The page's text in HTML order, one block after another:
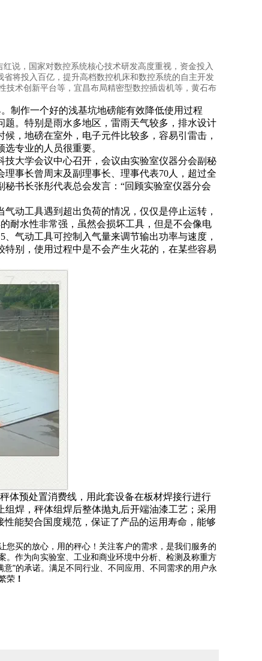
说，国家对数控系统核心技术研发高度重视，资金投入
将投入百亿，提升高档数控机床和数控系统的自主开发
技术创新平台等，宜昌布局精密型数控插齿机等，黄石布
制作一个好的浅基坑地磅能有效降低使用过程
。特别是雨水多地区，雷雨天气较多，排水设计
，地磅在室外，电子元件比较多，容易引雷击，
选专业的人员很重要。
大学会议中心召开，会议由实验室仪器分会副秘
事长曾周末及副理事长、理事代表70人，超过全
书长张彤代表总会发言：“回顾实验室仪器分会
动工具遇到超出负荷的情况，仅仅是停止运转，
耐水性非常强，虽然会损坏工具，但是不会像电
气动工具可控制入气量来调节输出功率与速度，
别，使用过程中是不会产生火花的，在某些容易
体预处置消费线，用此套设备在板材焊接行进行
焊，秤体组焊后整体抛丸后开端油漆工艺；采用
能契合国度规范，保证了产品的运用寿命，能够
让您买的放心，用的秤心！关注客户的需求，是我们服务的
。作为向实验室、工业和商业环境中分析、检测及称重方
"的承诺。满足不同行业、不同应用、不同需求的用户永
荣 ！